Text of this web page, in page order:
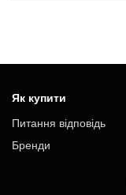
Як купити
Питання відповідь
Бренди